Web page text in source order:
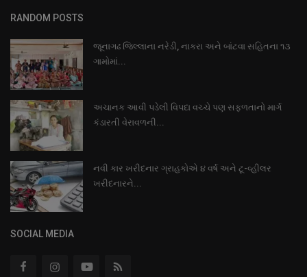
RANDOM POSTS
જૂનાગઢ જિલ્લાના નરેડી, નાકરા અને બાંટવા સહિતના ૧૩
ગામોમાં...
અચાનક આવી પડેલી વિપદા વચ્ચે પણ સફળતાનો માર્ગ
કંડારતી વેરાવળની...
નવી કાર ખરીદનાર ગ્રાહકોએ ૪ વર્ષ અને ટૂ-વ્હીલર
ખરીદનારને...
SOCIAL MEDIA